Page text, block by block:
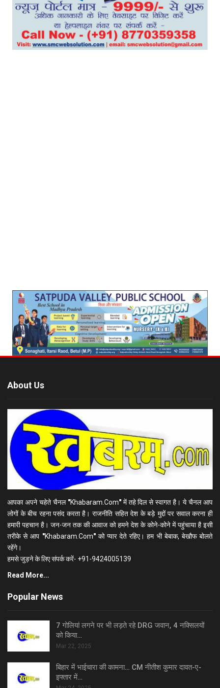
About Us
आपका अपने चहेते चैनल "Khabaram.Com"में तहे दिल से स्वागत है। ये चैनल आप
लोगों के बीच रहना पसंद करता है। राजनीति सहित देश के बड़े मुद्दों पर सवाल करना ही
हमारी पहचान है। जन-जन तक की आवाज को हमने देश के कोने-कोने में पहुंचाया है इसी
तरीके से आप "Khabaram.Com"को प्यार देते रहिए। हम भी बेबाक, बेखौफ बोलते
रहेंगे।
हमसे जुड़ने के लिए संपर्क करें- +91-9424005139
Read More...
Popular News
7 गोलियां लगने पर भी लड़ते रहे DRG जवान, 4 नक्सिलयों
को किया…
Mar 22, 2025
बिहार में भाईचारा की कामना… CM नीतीश कुमार दावत-ए-
इफ्तार में…